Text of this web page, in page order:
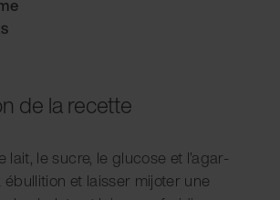
de la recette
lait, le sucre, le glucose et l’agar-
et laisser mijoter une